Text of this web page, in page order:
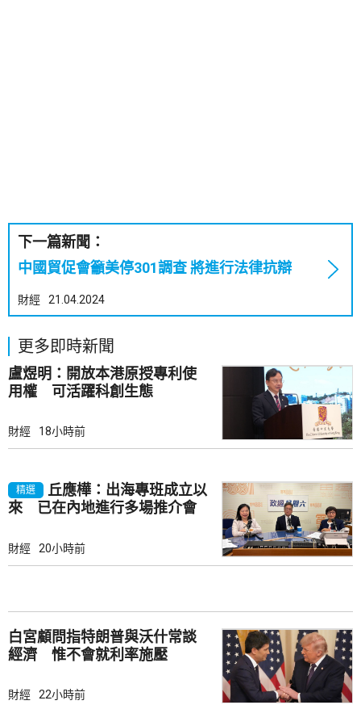
下一篇新聞：
中國貿促會籲美停301調查 將進行法律抗辯
財經 21.04.2024
更多即時新聞
盧煜明：開放本港原授專利使
用權 可活躍科創生態
財經 18小時前
精選
丘應樺：出海專班成立以
來 已在內地進行多場推介會
財經 20小時前
白宮顧問指特朗普與沃什常談
經濟 惟不會就利率施壓
財經 22小時前